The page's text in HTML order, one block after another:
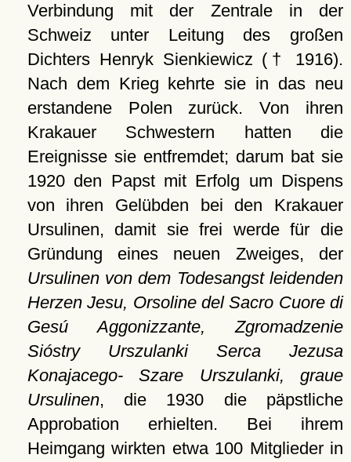
Verbindung mit der Zentrale in der
Schweiz unter Leitung des großen
Dichters Henryk Sienkiewicz († 1916).
Nach dem Krieg kehrte sie in das neu
erstandene Polen zurück. Von ihren
Krakauer Schwestern hatten die
Ereignisse sie entfremdet; darum bat sie
1920 den Papst mit Erfolg um Dispens
von ihren Gelübden bei den Krakauer
Ursulinen, damit sie frei werde für die
Gründung eines neuen Zweiges, der
Ursulinen von dem Todesangst leidenden
Herzen Jesu, Orsoline del Sacro Cuore di
Gesú Aggonizzante, Zgromadzenie
Sióstry Urszulanki Serca Jezusa
Konajacego- Szare Urszulanki, graue
Ursulinen, die 1930 die päpstliche
Approbation erhielten. Bei ihrem
Heimgang wirkten etwa 100 Mitglieder in